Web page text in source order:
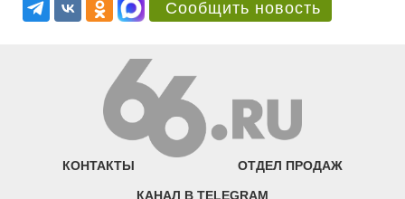
Сообщить новость
КОНТАКТЫ ОТДЕЛ ПРОДАЖ
КАНАЛ В TELEGRAM